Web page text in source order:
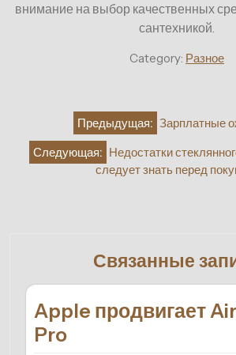
внимание на выбор качественных
сантехникой.
Category: Разное
Навигация
по
записям
Предыдущая: Зарплатные
Следующая: Недостатки
следует знать перед
Связанные
Apple продвигает
Pro